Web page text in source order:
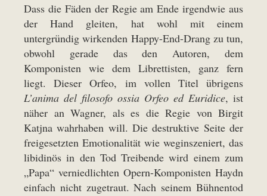
Dass die Fäden der Regie am Ende irgendwie aus
der Hand gleiten, hat wohl mit einem
untergründig wirkenden Happy-End-Drang zu tun,
obwohl gerade das den Autoren, dem
Komponisten wie dem Librettisten, ganz fern
liegt. Dieser Orfeo, im vollen Titel übrigens
L’anima del filosofo ossia Orfeo ed Euridice, ist
näher an Wagner, als es die Regie von Birgit
Katjna wahrhaben will. Die destruktive Seite der
freigesetzten Emotionalität wie weginszeniert, das
libidinös in den Tod Treibende wird einem zum
„Papa“ verniedlichten Opern-Komponisten Haydn
einfach nicht zugetraut. Nach seinem Bühnentod